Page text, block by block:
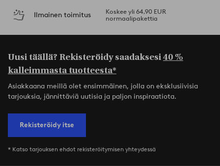
Ilmainen toimitus
Koskee yli 64,90 EUR
normaalipakettia
Uusi täällä? Rekisteröidy saadaksesi40 %
kalleimmasta tuotteesta*
Asiakkaana meillä olet ensimmäinen, jolla on eksklusiivisia
tarjouksia, jännittäviä uutisia ja paljon inspiraatiota.
Rekisteröidy itse
* Katso tarjouksen ehdot rekisteröitymisen yhteydessä